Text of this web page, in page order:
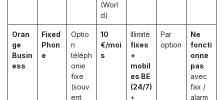
(Worl
d)
Oran
ge
Busin
ess
Fixed
Phon
e
Optio
n
téléph
onie
fixe
(souv
ent
10
€/moi
s
Illimité
fixes
+
mobil
es BE
(24/7)
+
Par
option
Ne
foncti
onne
pas
avec
fax /
alarm